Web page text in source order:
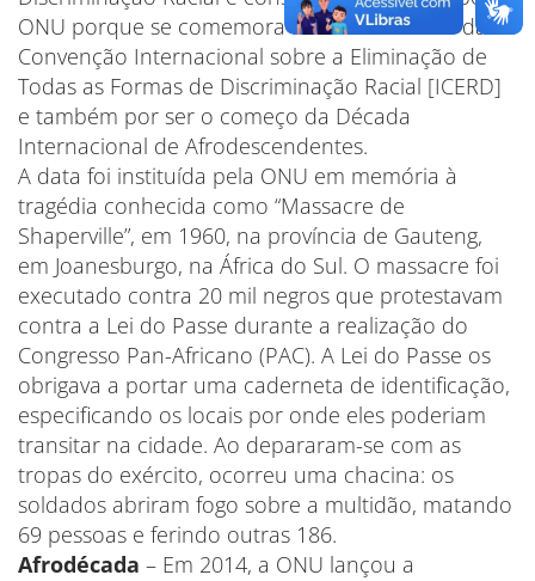
ONU porque se comemora o 50º aniversário da
Convenção Internacional sobre a Eliminação de
Todas as Formas de Discriminação Racial [ICERD]
e também por ser o começo da Década
Internacional de Afrodescendentes.
A data foi instituída pela ONU em memória à
tragédia conhecida como “Massacre de
Shaperville”, em 1960, na província de Gauteng,
em Joanesburgo, na África do Sul. O massacre foi
executado contra 20 mil negros que protestavam
contra a Lei do Passe durante a realização do
Congresso Pan-Africano (PAC). A Lei do Passe os
obrigava a portar uma caderneta de identificação,
especificando os locais por onde eles poderiam
transitar na cidade. Ao depararam-se com as
tropas do exército, ocorreu uma chacina: os
soldados abriram fogo sobre a multidão, matando
69 pessoas e ferindo outras 186.
Afrodécada – Em 2014, a ONU lançou a